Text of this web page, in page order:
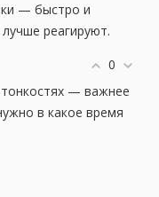
— быстро и
реагируют.
0
— важнее
в какое время